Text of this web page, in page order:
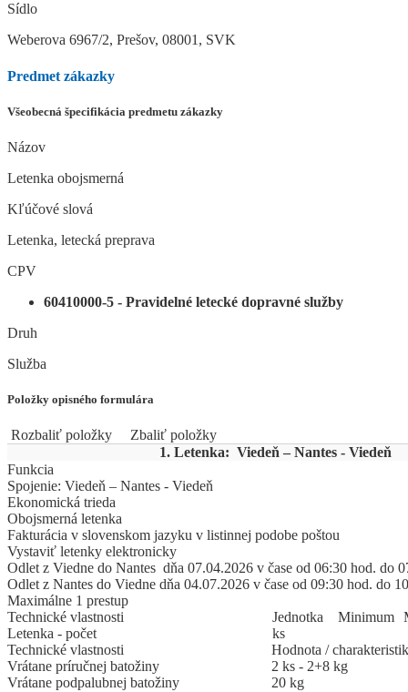
Sídlo
Weberova 6967/2, Prešov, 08001, SVK
Predmet zákazky
Všeobecná špecifikácia predmetu zákazky
Názov
Letenka obojsmerná
Kľúčové slová
Letenka, letecká preprava
CPV
60410000-5 - Pravidelné letecké dopravné služby
Druh
Služba
Položky opisného formulára
Rozbaliť položky
Zbaliť položky
1. Letenka: Viedeň – Nantes - Viedeň
Funkcia
Spojenie: Viedeň – Nantes - Viedeň
Ekonomická trieda
Obojsmerná letenka
Fakturácia v slovenskom jazyku v listinnej podobe poštou
Vystaviť letenky elektronicky
Odlet z Viedne do Nantes dňa 07.04.2026 v čase od 06:30 hod. do
Odlet z Nantes do Viedne dňa 04.07.2026 v čase od 09:30 hod. do
Maximálne 1 prestup
Technické vlastnosti
Jed­not­ka Mi­ni­mum
Letenka - počet
ks
Technické vlastnosti
Hodnota /
Vrátane príručnej batožiny
2 ks - 2+8 kg
Vrátane podpalubnej batožiny
20 kg